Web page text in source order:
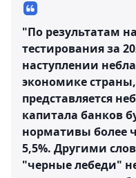
"По результатам
тестирования за
наступлении
экономике
представляется
капитала банков
нормативы более
5,5%. Другими
"черные лебеди"